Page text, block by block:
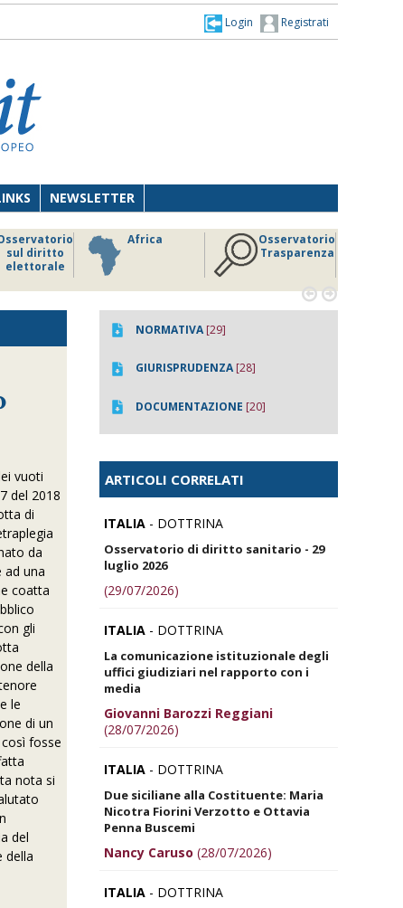
Registrati
Login
NEWSLETTER
sul diritto
elettorale
Africa
Osservatorio
Trasparenza
 
vuoti
del 2018
di
da
ad una
coatta
gli
della
le
di un
fosse
nota si
del
della
NORMATIVA[29]
GIURISPRUDENZA[28]
DOCUMENTAZIONE [20]
ARTICOLI CORRELATI
ITALIA - DOTTRINA
Osservatorio di diritto sanitario - 29
luglio 2026
(29/07/2026)
ITALIA - DOTTRINA
La comunicazione istituzionale degli
uffici giudiziari nel rapporto con i
media
Giovanni Barozzi Reggiani
(28/07/2026)
ITALIA - DOTTRINA
Due siciliane alla Costituente: Maria
Nicotra Fiorini Verzotto e Ottavia
Penna Buscemi
Nancy Caruso (28/07/2026)
ITALIA - DOTTRINA